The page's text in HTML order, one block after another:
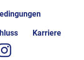
Karriere
instagram